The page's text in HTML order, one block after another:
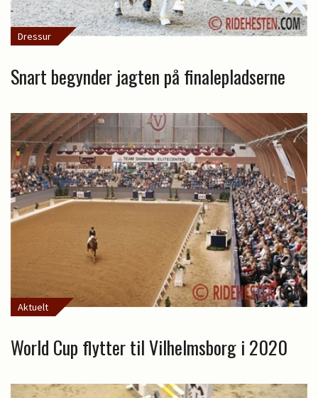
Dressur
Snart begynder jagten på finalepladserne
Aktuelt
World Cup flytter til Vilhelmsborg i 2020